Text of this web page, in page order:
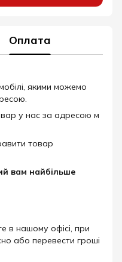
Оплата
якими можемо
у нас за адресою м
товар
вам найбільше
в нашому офісі, при
або перевести гроші